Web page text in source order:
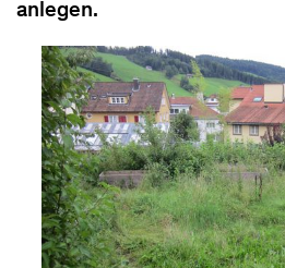
anlegen.